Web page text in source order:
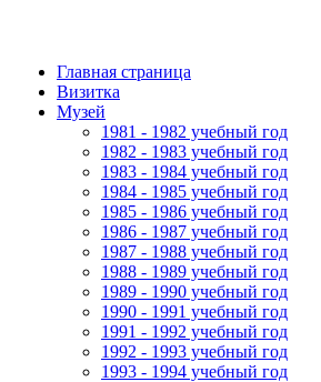
Главная страница
Визитка
Музей
1981 - 1982 учебный год
1982 - 1983 учебный год
1983 - 1984 учебный год
1984 - 1985 учебный год
1985 - 1986 учебный год
1986 - 1987 учебный год
1987 - 1988 учебный год
1988 - 1989 учебный год
1989 - 1990 учебный год
1990 - 1991 учебный год
1991 - 1992 учебный год
1992 - 1993 учебный год
1993 - 1994 учебный год